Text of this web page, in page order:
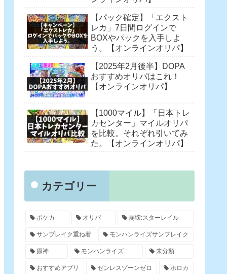
【パック確定】「エクスト
レカ」7日間ログインで
BOXやパックを入手しよ
う。【オンラインオリパ】
【2025年2月後半】DOPA
おすすめオリパはこれ！
【オンラインオリパ】
【1000マイル】「日本トレ
カセンター」マイルオリパ
を比較。それぞれ引いてみ
た。【オンラインオリパ】
カテゴリー
ポケカ オリパ 崩壊:スターレイル
サンブレイク重ね着 モンハンライズサンブレイク
原神 モンハンライズ 未分類
おすすめアプリ ゼンレスゾーンゼロ ホロカ